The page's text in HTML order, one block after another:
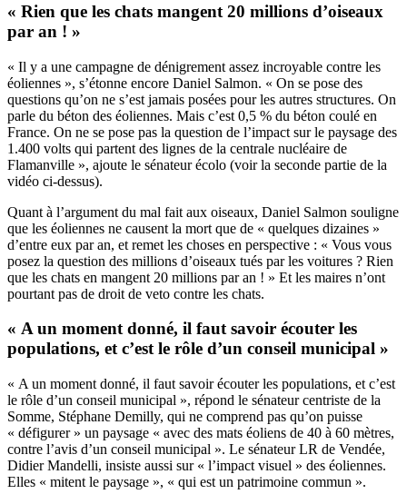
« Rien que les chats mangent 20 millions d’oiseaux
par an ! »
« Il y a une campagne de dénigrement assez incroyable contre les
éoliennes », s’étonne encore Daniel Salmon. « On se pose des
questions qu’on ne s’est jamais posées pour les autres structures. On
parle du béton des éoliennes. Mais c’est 0,5 % du béton coulé en
France. On ne se pose pas la question de l’impact sur le paysage des
1.400 volts qui partent des lignes de la centrale nucléaire de
Flamanville », ajoute le sénateur écolo (voir la seconde partie de la
vidéo ci-dessus).
Quant à l’argument du mal fait aux oiseaux, Daniel Salmon souligne
que les éoliennes ne causent la mort que de « quelques dizaines »
d’entre eux par an, et remet les choses en perspective : « Vous vous
posez la question des millions d’oiseaux tués par les voitures ? Rien
que les chats en mangent 20 millions par an ! » Et les maires n’ont
pourtant pas de droit de veto contre les chats.
« A un moment donné, il faut savoir écouter les
populations, et c’est le rôle d’un conseil municipal »
« A un moment donné, il faut savoir écouter les populations, et c’est
le rôle d’un conseil municipal », répond le sénateur centriste de la
Somme, Stéphane Demilly, qui ne comprend pas qu’on puisse
« défigurer » un paysage « avec des mats éoliens de 40 à 60 mètres,
contre l’avis d’un conseil municipal ». Le sénateur LR de Vendée,
Didier Mandelli, insiste aussi sur « l’impact visuel » des éoliennes.
Elles « mitent le paysage », « qui est un patrimoine commun ».